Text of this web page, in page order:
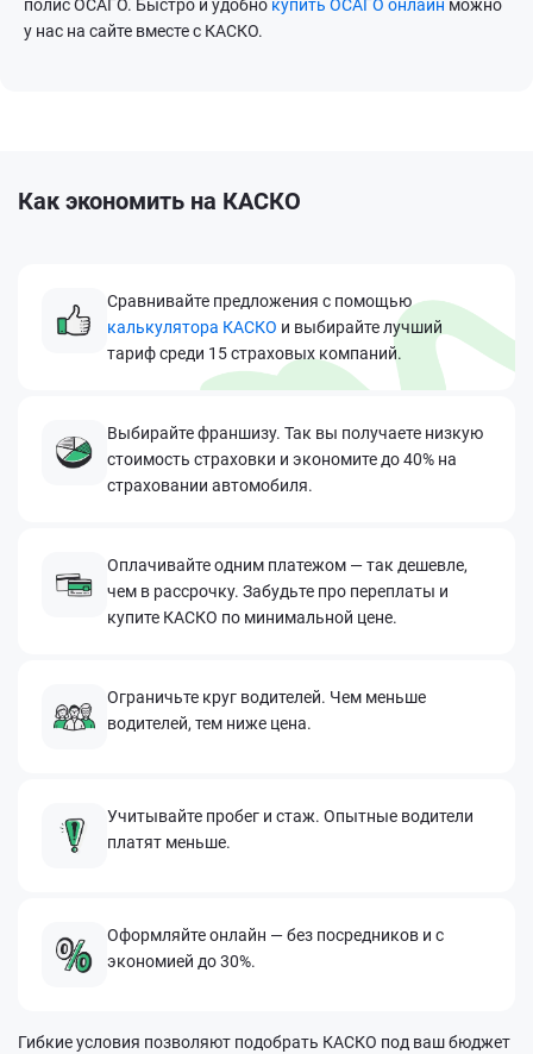
полис ОСАГО. Быстро и удобно купить ОСАГО онлайн можно
у нас на сайте вместе с КАСКО.
Как экономить на КАСКО
Сравнивайте предложения с помощью
калькулятора КАСКО и выбирайте лучший
тариф среди 15 страховых компаний.
Выбирайте франшизу. Так вы получаете низкую
стоимость страховки и экономите до 40% на
страховании автомобиля.
Оплачивайте одним платежом — так дешевле,
чем в рассрочку. Забудьте про переплаты и
купите КАСКО по минимальной цене.
Ограничьте круг водителей. Чем меньше
водителей, тем ниже цена.
Учитывайте пробег и стаж. Опытные водители
платят меньше.
Оформляйте онлайн — без посредников и с
экономией до 30%.
Гибкие условия позволяют подобрать КАСКО под ваш бюджет